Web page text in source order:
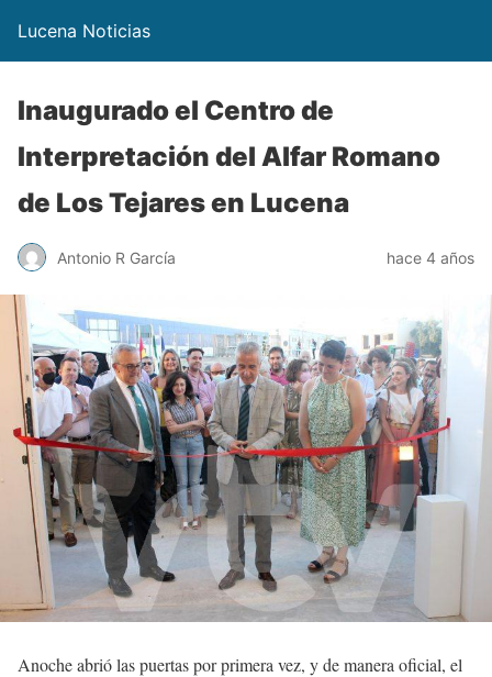
Lucena Noticias
Inaugurado el Centro de
Interpretación del Alfar Romano
de Los Tejares en Lucena
Antonio R García hace 4 años
Anoche abrió las puertas por primera vez, y de manera oficial, el